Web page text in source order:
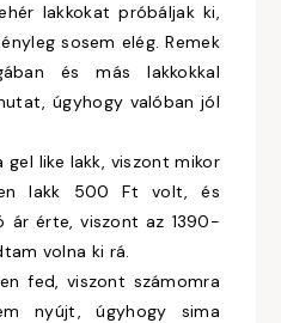
lakkokat próbáljak ki,
sosem elég. Remek
és más lakkokkal
úgyhogy valóban jól
gel like lakk, viszont mikor
lakk 500 Ft volt, és
ár érte, viszont az 1390-
volna ki rá.
fed, viszont számomra
nyújt, úgyhogy sima